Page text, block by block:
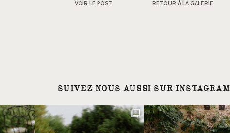
VOIR LE POST RETOUR À LA GALERIE
SUIVEZ NOUS AUSSI SUR INSTAGRAM